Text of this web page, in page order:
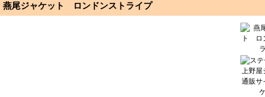
燕尾ジャケット ロンドンストライプ